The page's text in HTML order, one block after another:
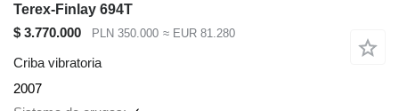
Terex-Finlay 694T
$ 3.770.000
PLN 350.000 ≈ EUR 81.280
Criba vibratoria
2007